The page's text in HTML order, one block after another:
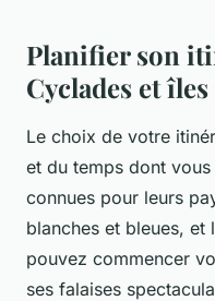
Planifier son
Cyclades et
Le choix de votre
et du temps dont
connues pour leurs
blanches et bleues, et
pouvez commencer
ses falaises